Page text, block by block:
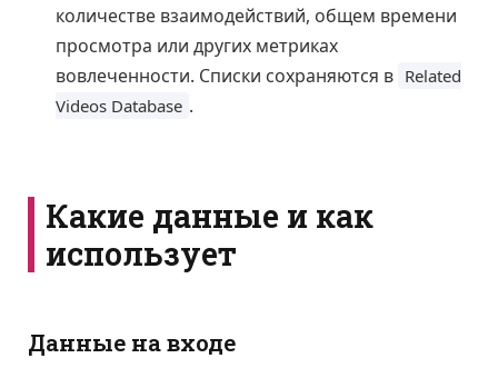
количестве взаимодействий, общем времени
просмотра или других метриках
вовлеченности. Списки сохраняются в Related
Videos Database .
Какие данные и как
использует
Данные на входе